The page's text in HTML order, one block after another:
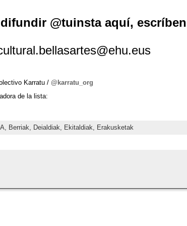
@tuinsta aquí,
Karratu / @karratu_org
de la lista:
Berriak, Deialdiak, Ekitaldiak, Erakusketak